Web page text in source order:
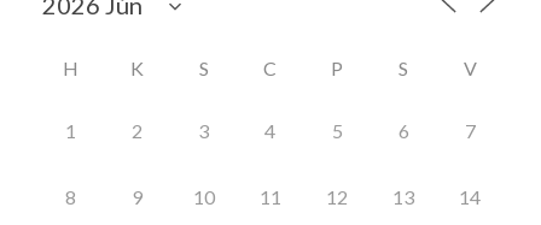
H K S C P S V
1 2 3 4 5 6 7
8 9 10 11 12 13 14